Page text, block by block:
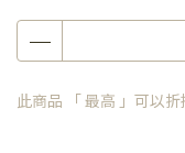
此商品 「 最高 」可以